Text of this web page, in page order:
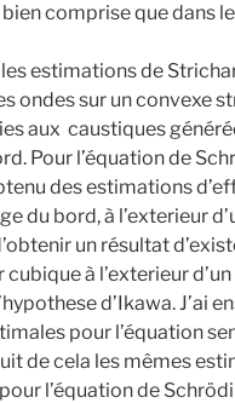
comprise que dans
estimations de
ondes sur un convexe
aux caustiques
Pour l’équation de
des estimations
du bord, à l’exterieur
un résultat
cubique à l’exterieur
d’Ikawa. J’ai
pour l’équation
de cela les mêmes
l’équation de